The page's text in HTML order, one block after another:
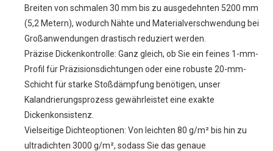
Breiten von schmalen 30 mm bis zu ausgedehnten 5200 mm
(5,2 Metern), wodurch Nähte und Materialverschwendung bei
Großanwendungen drastisch reduziert werden.
Präzise Dickenkontrolle: Ganz gleich, ob Sie ein feines 1-mm-
Profil für Präzisionsdichtungen oder eine robuste 20-mm-
Schicht für starke Stoßdämpfung benötigen, unser
Kalandrierungsprozess gewährleistet eine exakte
Dickenkonsistenz.
Vielseitige Dichteoptionen: Von leichten 80 g/m² bis hin zu
ultradichten 3000 g/m², sodass Sie das genaue